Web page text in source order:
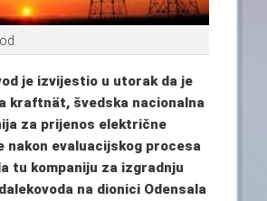
je izvijestio u utorak da je
kraftnät, švedska nacionalna
za prijenos električne
nakon evaluacijskog procesa
tu kompaniju za izgradnju
na dionici Odensala